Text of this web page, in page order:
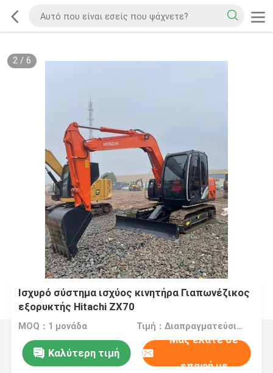
2/ 6
Ισχυρό σύστημα ισχύος κινητήρα Γιαπωνέζικος
εξορυκτής Hitachi ZX70
MOQ：1 μονάδα Τιμή：Διαπραγματεύσιμος
Καλύτερη τιμή
Μας ελάτε σε
επαφή με